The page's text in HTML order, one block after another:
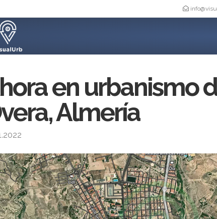
en urbanismo
Almería